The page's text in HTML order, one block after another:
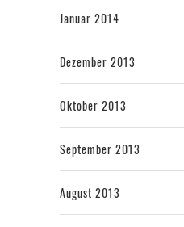
Januar 2014
Dezember 2013
Oktober 2013
September 2013
August 2013